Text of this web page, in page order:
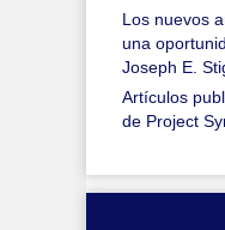
Los nuevos
una
Joseph E.
Artículos
de Project